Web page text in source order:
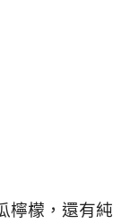
檸檬，還有純